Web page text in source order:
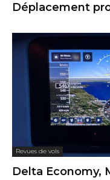
Déplacement
Revues de vols
Delta Economy,